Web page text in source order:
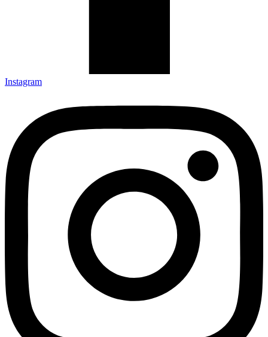
Instagram